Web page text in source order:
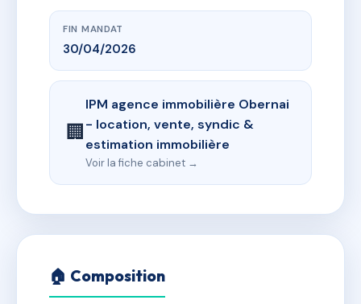
FIN MANDAT
30/04/2026
🏢
IPM agence immobilière Obernai
- location, vente, syndic &
estimation immobilière
Voir la fiche cabinet →
🏠 Composition